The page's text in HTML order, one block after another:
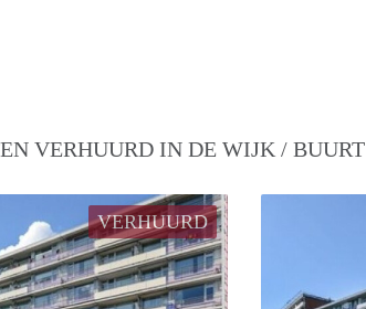
VERHUURD IN DE WIJK / BUURT
VERHUURD